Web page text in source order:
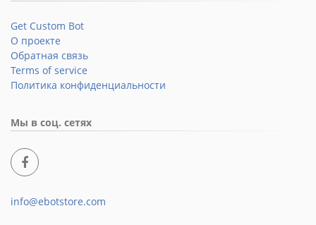
Get Custom Bot
О проекте
Обратная связь
Terms of service
Политика конфиденциальности
Мы в соц. сетях
info@ebotstore.com